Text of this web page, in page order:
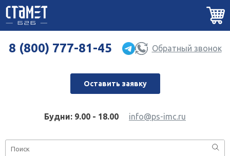
8 (800) 777-81-45 Обратный звонок
Оставить заявку
Будни: 9.00 - 18.00 info@ps-imc.ru